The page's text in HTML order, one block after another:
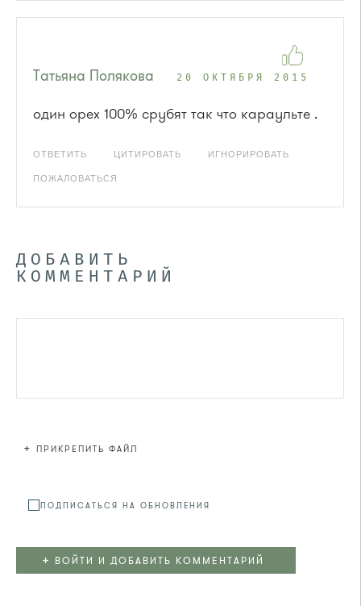
Татьяна Полякова 20 ОКТЯБРЯ 2015
один орех 100% срубят так что караульте .
ОТВЕТИТЬ ЦИТИРОВАТЬ ИГНОРИРОВАТЬ
ПОЖАЛОВАТЬСЯ
ДОБАВИТЬ
КОММЕНТАРИЙ
+ ПРИКРЕПИТЬ ФАЙЛ
ПОДПИСАТЬСЯ НА ОБНОВЛЕНИЯ
+ ВОЙТИ И ДОБАВИТЬ КОММЕНТАРИЙ